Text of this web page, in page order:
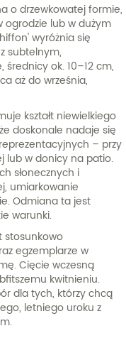
o drzewkowatej formie,
ogrodzie lub w dużym
wyróżnia się
subtelnym,
ok. 10–12 cm,
aż do września,
kształt niewielkiego
doskonale nadaje się
– przy
lub w donicy na patio.
słonecznych i
umiarkowanie
Odmiana ta jest
warunki.
stosunkowo
egzemplarze w
Cięcie wczesną
kwitnieniu.
dla tych, którzy chcą
letniego uroku z